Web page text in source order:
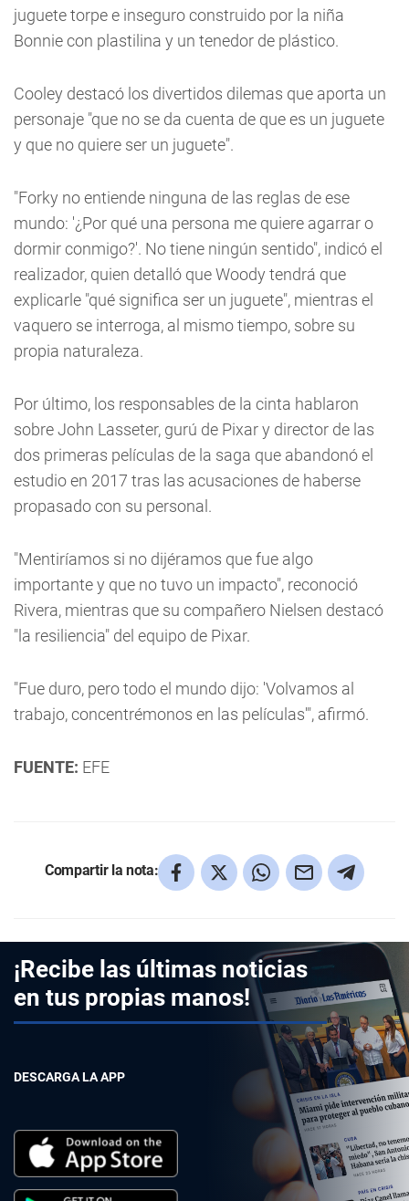
juguete torpe e inseguro construido por la niña
Bonnie con plastilina y un tenedor de plástico.
Cooley destacó los divertidos dilemas que aporta un
personaje "que no se da cuenta de que es un juguete
y que no quiere ser un juguete".
"Forky no entiende ninguna de las reglas de ese
mundo: '¿Por qué una persona me quiere agarrar o
dormir conmigo?'. No tiene ningún sentido", indicó el
realizador, quien detalló que Woody tendrá que
explicarle "qué significa ser un juguete", mientras el
vaquero se interroga, al mismo tiempo, sobre su
propia naturaleza.
Por último, los responsables de la cinta hablaron
sobre John Lasseter, gurú de Pixar y director de las
dos primeras películas de la saga que abandonó el
estudio en 2017 tras las acusaciones de haberse
propasado con su personal.
"Mentiríamos si no dijéramos que fue algo
importante y que no tuvo un impacto", reconoció
Rivera, mientras que su compañero Nielsen destacó
"la resiliencia" del equipo de Pixar.
"Fue duro, pero todo el mundo dijo: 'Volvamos al
trabajo, concentrémonos en las películas'", afirmó.
FUENTE: EFE
Compartir la nota:
¡Recibe las últimas noticias
en tus propias manos!
DESCARGA LA APP